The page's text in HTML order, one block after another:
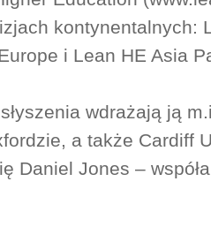
kontynentalnych:
i Lean HE Asia
wdrażają ją
a także Cardiff
Daniel Jones –